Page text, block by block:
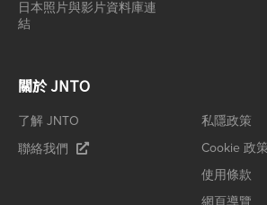
日本照片與影片資料庫連
結
關於 JNTO
了解 JNTO
聯絡我們
私隱政策
Cookie 政策
使用條款
網頁導覽